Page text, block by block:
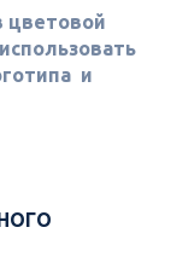
цветовой
и